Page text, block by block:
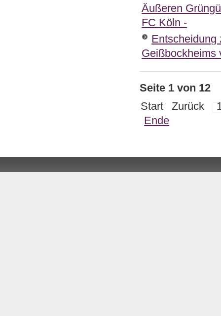
Äußeren
FC Köln -
Entscheidung
Geißbockheims
Seite 1 von 12
Start
Zurück
Ende